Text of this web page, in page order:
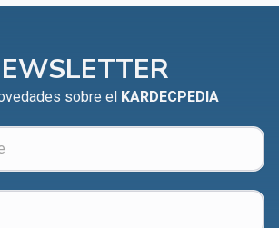
sobre el KARDECPEDIA